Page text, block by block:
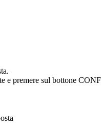
e premere sul bottone